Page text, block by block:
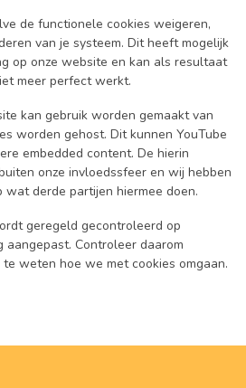
de functionele cookies weigeren,
van je systeem. Dit heeft mogelijk
op onze website en kan als resultaat
meer perfect werkt.
kan gebruik worden gemaakt van
worden gehost. Dit kunnen YouTube
embedded content. De hierin
onze invloedssfeer en wij hebben
derde partijen hiermee doen.
geregeld gecontroleerd op
Controleer daarom
weten hoe we met cookies omgaan.